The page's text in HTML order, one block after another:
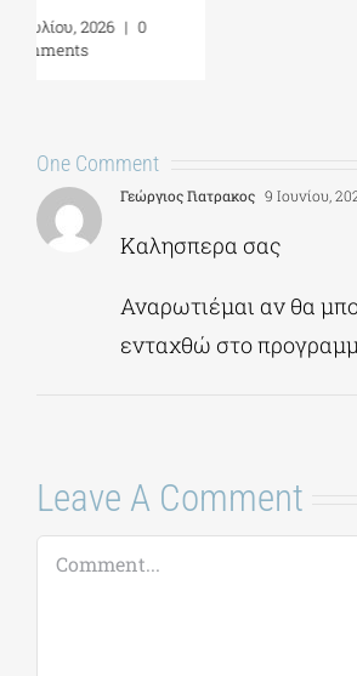
One Comment
Αναρωτιέμαι αν θα
ενταχθώ στο
Leave A Comment